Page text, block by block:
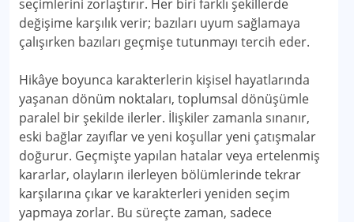
seçimlerini zorlaştırır. Her biri farklı şekillerde
değişime karşılık verir; bazıları uyum sağlamaya
çalışırken bazıları geçmişe tutunmayı tercih eder.
Hikâye boyunca karakterlerin kişisel hayatlarında
yaşanan dönüm noktaları, toplumsal dönüşümle
paralel bir şekilde ilerler. İlişkiler zamanla sınanır,
eski bağlar zayıflar ve yeni koşullar yeni çatışmalar
doğurur. Geçmişte yapılan hatalar veya ertelenmiş
kararlar, olayların ilerleyen bölümlerinde tekrar
karşılarına çıkar ve karakterleri yeniden seçim
yapmaya zorlar. Bu süreçte zaman, sadece